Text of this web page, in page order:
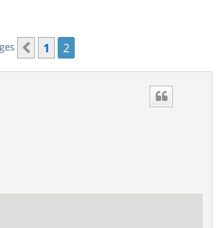
Précédent
1 2